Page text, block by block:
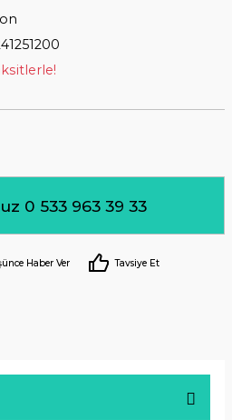
0 533 963 39 33
Haber Ver Tavsiye Et